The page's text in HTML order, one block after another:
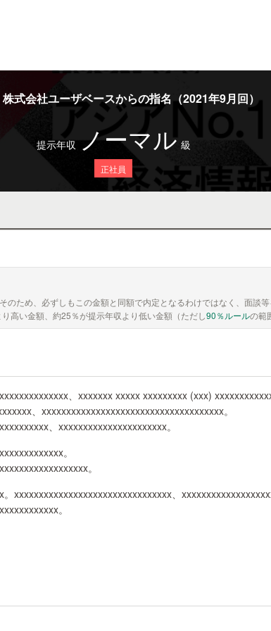
株式会社ユーザベースからの指名（2021年9月回）
提示年収 ノーマル 級
正社員
ため、必ずしもこの金額と同額で内定となるわけではなく、面談等
高い金額、約25％が提示年収より低い金額（ただし90％ルールの範
、xxxxxxx xxxxx xxxxxxxxx (xxx)
、xxxxxxxxxxxxxxxxxxxxxxxxxxxxxxxxxxxxx。
、xxxxxxxxxxxxxxxxxxxxxx。
。
。
xxxxxxxxxxxxxxxxxxxxxxxxxxxxxxxx、
。